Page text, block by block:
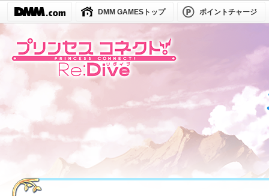
DMM GAMESトップ ポイントチャージ